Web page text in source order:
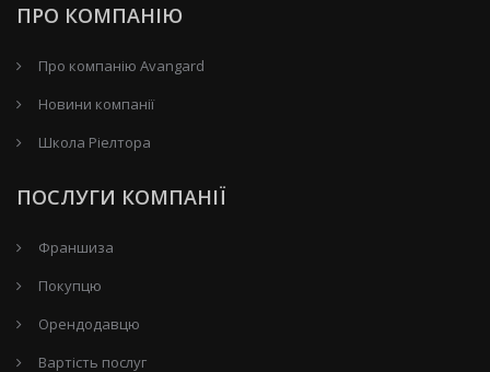
ПРО КОМПАНІЮ
Про компанію Avangard
Новини компанії
Школа Ріелтора
ПОСЛУГИ КОМПАНІЇ
Франшиза
Покупцю
Орендодавцю
Вартість послуг